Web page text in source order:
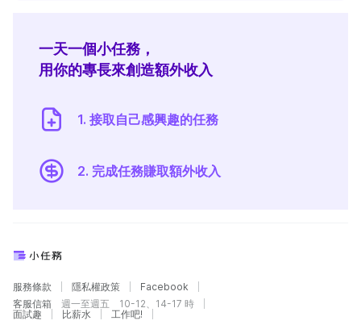
一天一個小任務，
用你的專長來創造額外收入
1. 接取自己感興趣的任務
2. 完成任務賺取額外收入
服務條款 隱私權政策
Facebook
客服信箱
週一至週五 10-12、14-17 時
面試趣
比薪水 工作吧!